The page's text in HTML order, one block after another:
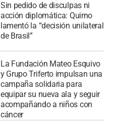
Sin pedido de disculpas ni
acción diplomática: Quirno
lamentó la “decisión unilateral
de Brasil”
La Fundación Mateo Esquivo
y Grupo Triferto impulsan una
campaña solidaria para
equipar su nueva ala y seguir
acompañando a niños con
cáncer